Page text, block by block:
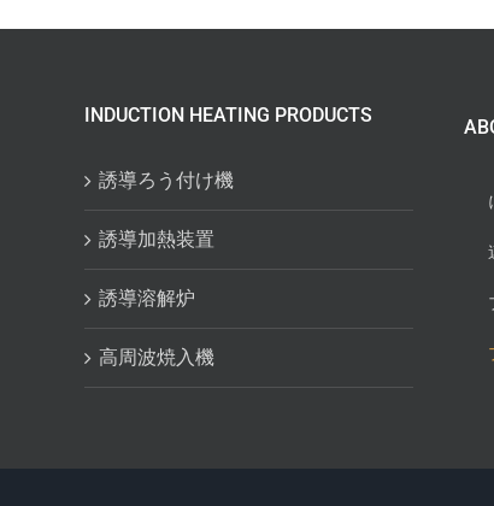
INDUCTION HEATING PRODUCTS
誘導ろう付け機
誘導加熱装置
誘導溶解炉
高周波焼入機